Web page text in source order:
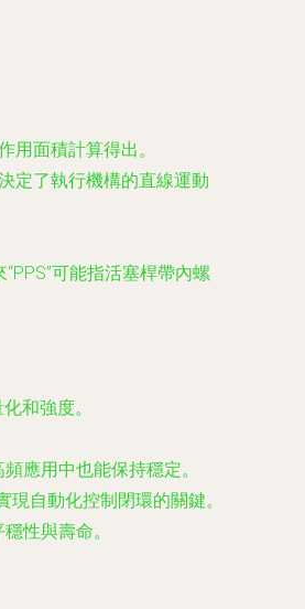
用面積計算得出。
定了執行機構的直線運動
可能指活塞桿帶內螺
和強度。
應用中也能保持穩定。
自動化控制閉環的關鍵。
性與壽命。